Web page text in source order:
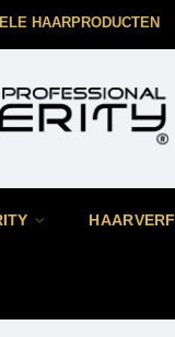
HAARPRODUCTEN
HAARVERF